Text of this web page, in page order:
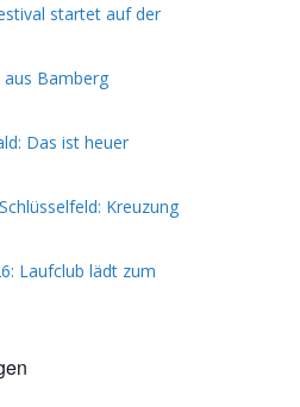
startet auf der
aus Bamberg
Das ist heuer
Kreuzung
Laufclub lädt zum